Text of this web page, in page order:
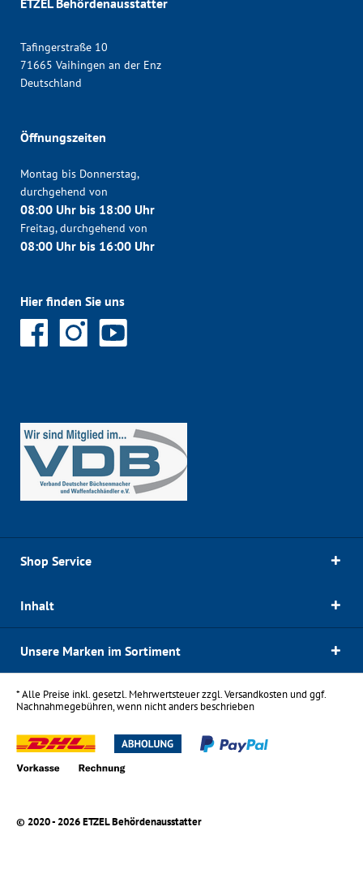
ETZEL Behördenausstatter
Tafingerstraße 10
71665 Vaihingen an der Enz
Deutschland
Öffnungszeiten
Montag bis Donnerstag,
durchgehend von
08:00 Uhr bis 18:00 Uhr
Freitag, durchgehend von
08:00 Uhr bis 16:00 Uhr
Hier finden Sie uns
Shop Service
Inhalt
Unsere Marken im Sortiment
* Alle Preise inkl. gesetzl. Mehrwertsteuer zzgl.Versandkostenund ggf.
Nachnahmegebühren, wenn nicht anders beschrieben
© 2020 - 2026 ETZEL Behördenausstatter